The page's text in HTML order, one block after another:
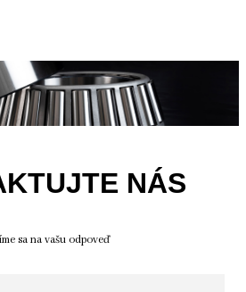
NÁS
sa na vašu odpoveď